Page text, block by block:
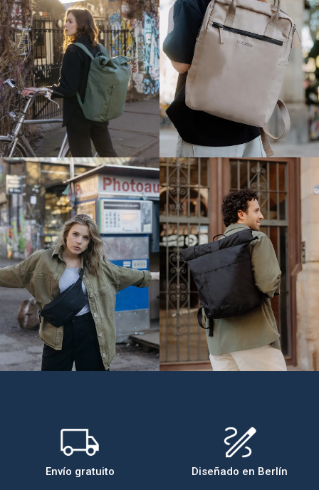
Envío gratuito Diseñado en Berlín